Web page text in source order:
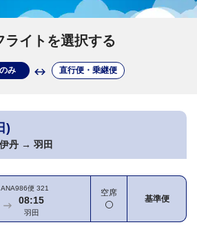
ライトを選択する
み 直行便・乗継便
)
丹 → 羽田
ANA986便 321
08:15
羽田
空席
基準便